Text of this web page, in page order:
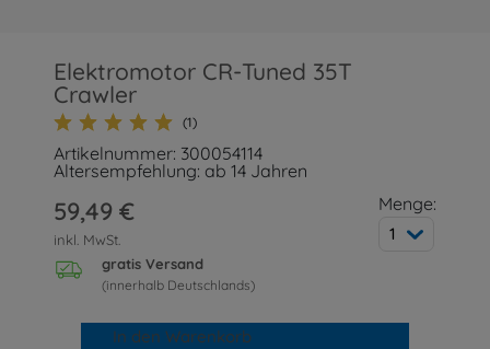
Elektromotor CR-Tuned 35T
Crawler
(1)
Artikelnummer: 300054114
Altersempfehlung: ab 14 Jahren
59,49 €
inkl. MwSt.
gratis Versand
(innerhalb Deutschlands)
Menge:
1
In den Warenkorb